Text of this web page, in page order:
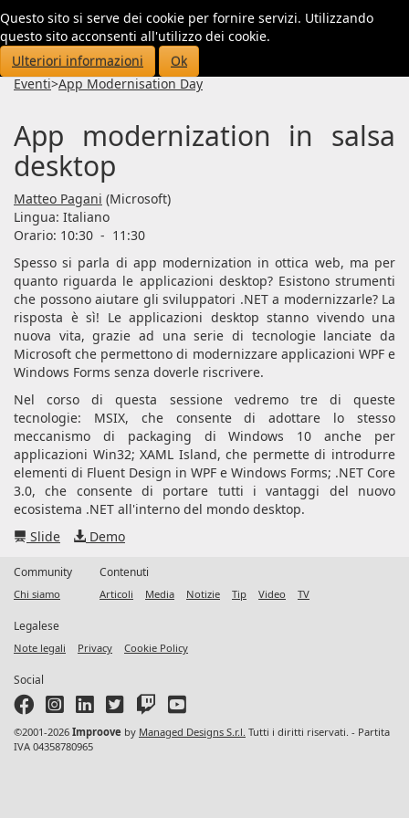
Questo sito si serve dei cookie per fornire servizi. Utilizzando
questo sito acconsenti all'utilizzo dei cookie.
Ulteriori informazioni
Ok
Eventi>App Modernisation Day
App modernization in salsa
desktop
Matteo Pagani (Microsoft)
Lingua: Italiano
Orario: 10:30 - 11:30
Spesso si parla di app modernization in ottica web, ma per
quanto riguarda le applicazioni desktop? Esistono strumenti
che possono aiutare gli sviluppatori .NET a modernizzarle? La
risposta è sì! Le applicazioni desktop stanno vivendo una
nuova vita, grazie ad una serie di tecnologie lanciate da
Microsoft che permettono di modernizzare applicazioni WPF e
Windows Forms senza doverle riscrivere.
Nel corso di questa sessione vedremo tre di queste
tecnologie: MSIX, che consente di adottare lo stesso
meccanismo di packaging di Windows 10 anche per
applicazioni Win32; XAML Island, che permette di introdurre
elementi di Fluent Design in WPF e Windows Forms; .NET Core
3.0, che consente di portare tutti i vantaggi del nuovo
ecosistema .NET all'interno del mondo desktop.
Slide
Demo
Community
Chi siamo
Contenuti
Articoli Media Notizie Tip Video TV
Legalese
Note legali Privacy Cookie Policy
Social
©2001-2026 Improove by Managed Designs S.r.l. Tutti i diritti riservati. - Partita
IVA 04358780965